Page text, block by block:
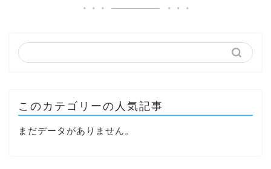
このカテゴリーの人気記事
まだデータがありません。